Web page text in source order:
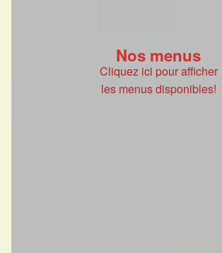
Nos menus
Cliquez ici pour afficher
les menus disponibles!